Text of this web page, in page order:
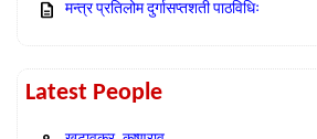
मन्त्र प्रतिलोम दुर्गासप्तशती पाठविधिः
Latest People